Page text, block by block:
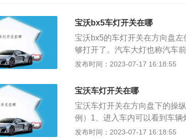
宝沃bx5车灯开关在哪
宝沃bx5的车灯开关在方向盘
够打开了。汽车大灯也称汽车
关系到一个车主的外在形象，
有路灯的城市道路，远光灯用
主要用于夜间显示出车身的宽
镜看不清车后路况时，还有雨
3、日间行车灯为了不增加蓄
就产生了，专门用来白天行驶
发布时间：2023-07-17 16:18:55
宝沃车灯开关在哪
宝沃车灯开关在方向盘下的操
例）1、进入车内可以看到车
辆灯光。3.AUTO档位为自动灯
发布时间：2023-07-17 16:18:55